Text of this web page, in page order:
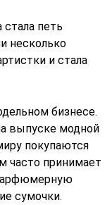
стала петь
несколько
и стала
бизнесе.
выпуске модной
покупаются
часто принимает
сумочки.